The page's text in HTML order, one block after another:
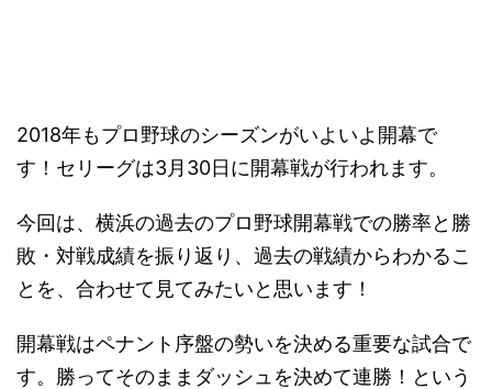
2018年もプロ野球のシーズンがいよいよ開幕で
す！セリーグは3月30日に開幕戦が行われます。
今回は、横浜の過去のプロ野球開幕戦での勝率と勝
敗・対戦成績を振り返り、過去の戦績からわかるこ
とを、合わせて見てみたいと思います！
開幕戦はペナント序盤の勢いを決める重要な試合で
す。勝ってそのままダッシュを決めて連勝！という